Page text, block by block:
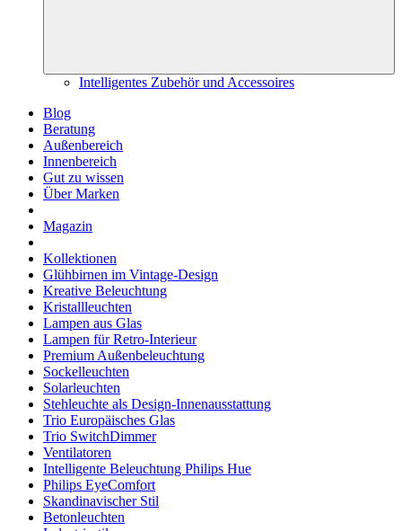
Intelligentes Zubehör und Accessoires
Blog
Beratung
Außenbereich
Innenbereich
Gut zu wissen
Über Marken
Magazin
Kollektionen
Glühbirnen im Vintage-Design
Kreative Beleuchtung
Kristallleuchten
Lampen aus Glas
Lampen für Retro-Interieur
Premium Außenbeleuchtung
Sockelleuchten
Solarleuchten
Stehleuchte als Design-Innenausstattung
Trio Europäisches Glas
Trio SwitchDimmer
Ventilatoren
Intelligente Beleuchtung Philips Hue
Philips EyeComfort
Skandinavischer Stil
Betonleuchten